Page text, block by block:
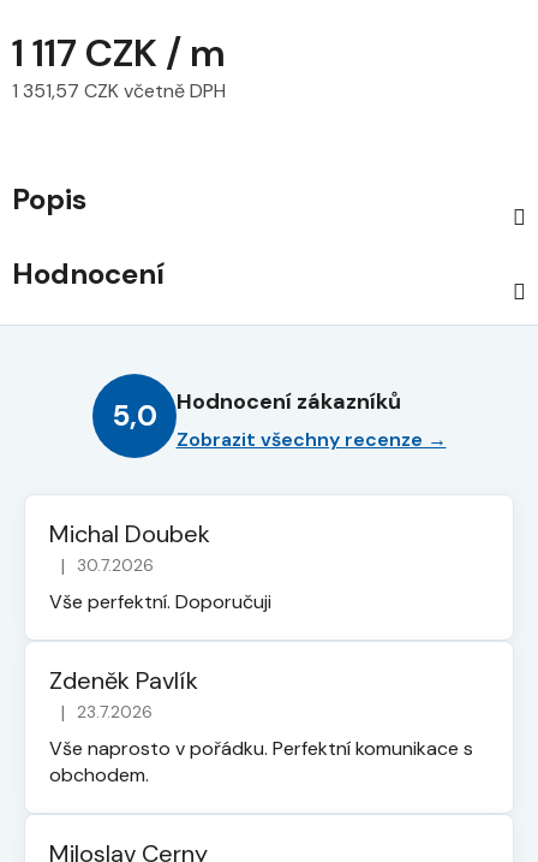
1 117 CZK / m
1 351,57 CZK včetně DPH
Popis
Hodnocení
5,0 Hodnocení zákazníků
Zobrazit všechny recenze →
Michal Doubek
Hodnocení obchodu je 5 z 5 hvězdiček.
| 30.7.2026
Vše perfektní. Doporučuji
Zdeněk Pavlík
Hodnocení obchodu je 5 z 5 hvězdiček.
| 23.7.2026
Vše naprosto v pořádku. Perfektní komunikace s
obchodem.
Miloslav Cerny